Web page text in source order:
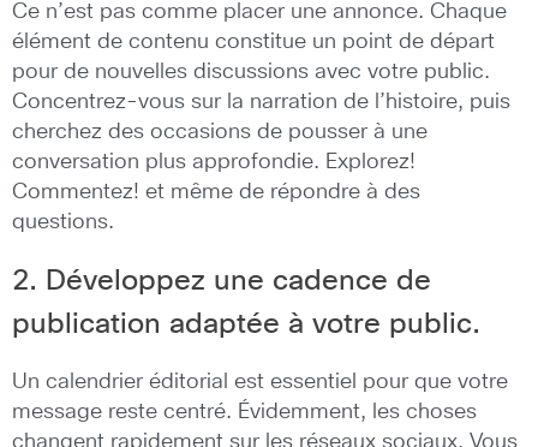
Ce n’est pas comme placer une annonce. Chaque
élément de contenu constitue un point de départ
pour de nouvelles discussions avec votre public.
Concentrez-vous sur la narration de l’histoire, puis
cherchez des occasions de pousser à une
conversation plus approfondie. Explorez!
Commentez! et même de répondre à des
questions.
2. Développez une cadence de
publication adaptée à votre public.
Un calendrier éditorial est essentiel pour que votre
message reste centré. Évidemment, les choses
changent rapidement sur les réseaux sociaux. Vous